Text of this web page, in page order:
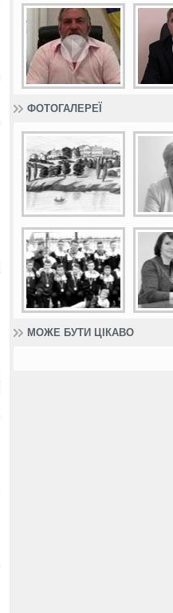
ФОТОГАЛЕРЕЇ
МОЖЕ БУТИ ЦІКАВО